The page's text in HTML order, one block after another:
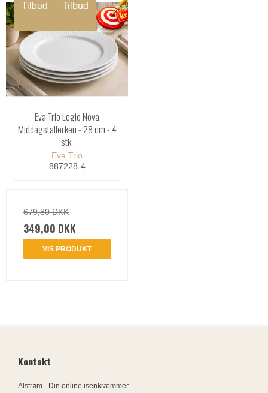
Tilbud Tilbud
Eva Trio Legio Nova
Middagstallerken - 28 cm - 4
stk.
Eva Trio
887228-4
679,80 DKK
349,00 DKK
VIS PRODUKT
Kontakt
Alstrøm - Din online isenkræmmer